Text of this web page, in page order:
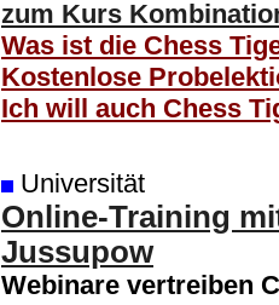
zum Kurs
Was ist die Chess
Kostenlose
Ich will auch Chess
Universität
Online-Training
Jussupow
Webinare vertreiben